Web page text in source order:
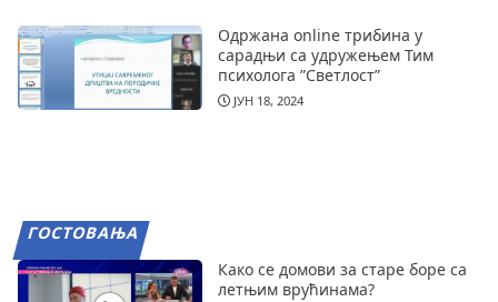
Одржана online трибина у
сарадњи са удружењем Тим
психолога ”Светлост”
ЈУН 18, 2024
ГОСТОВАЊА
Како се домови за старе боре са
летњим врућинама?